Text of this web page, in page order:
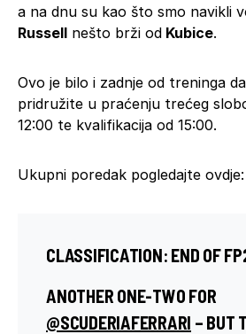
a na dnu su kao što smo navikli
Russell nešto brži od Kubice.
Ovo je bilo i zadnje od treninga
pridružite u praćenju trećeg
12:00 te kvalifikacija od 15:00.
Ukupni poredak pogledajte ovdje:
CLASSIFICATION: END OF
ANOTHER ONE-TWO FOR
@SCUDERIAFERRARI – BUT